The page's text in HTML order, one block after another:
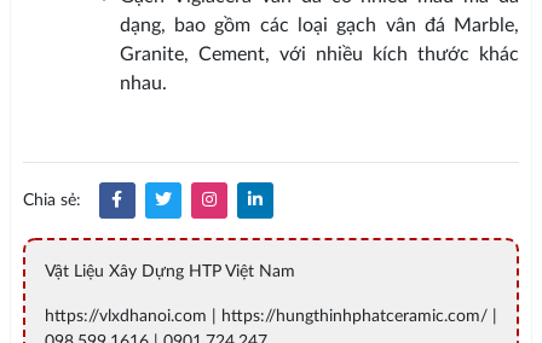
dạng, bao gồm các loại gạch vân đá Marble,
Granite, Cement, với nhiều kích thước khác
nhau.
Chia sẻ:
Vật Liệu Xây Dựng HTP Việt Nam
https://vlxdhanoi.com | https://hungthinhphatceramic.com/ |